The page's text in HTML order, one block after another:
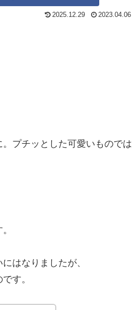
2025.12.29 2023.04.06
プチッとした可愛いものでは
はなりましたが、
す。